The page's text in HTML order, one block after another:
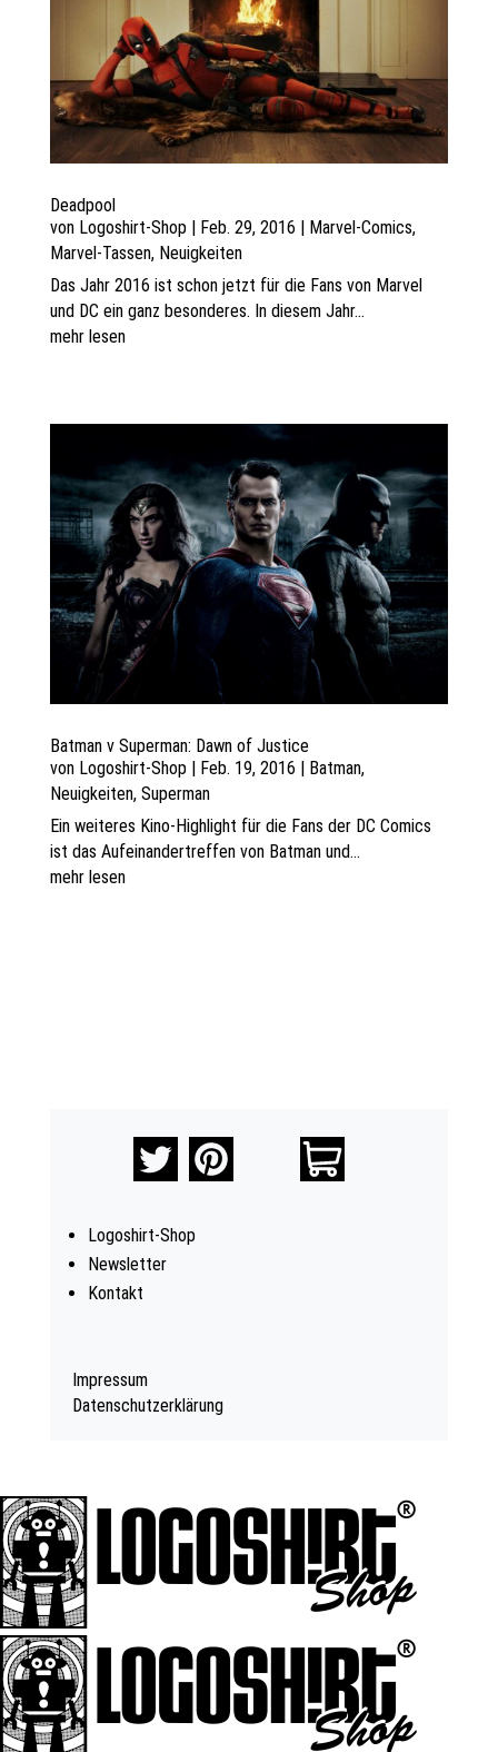
Deadpool
von Logoshirt-Shop| Feb. 29, 2016 | Marvel-Comics,
Marvel-Tassen, Neuigkeiten
Das Jahr 2016 ist schon jetzt für die Fans von Marvel
und DC ein ganz besonderes. In diesem Jahr...
mehr lesen
Batman v Superman: Dawn of Justice
von Logoshirt-Shop| Feb. 19, 2016 Batman,
Neuigkeiten, Superman
Ein weiteres Kino-Highlight für die Fans der DC Comics
ist das Aufeinandertreffen von Batman und...
mehr lesen
Logoshirt-Shop
Newsletter
Kontakt
Impressum
Datenschutzerklärung